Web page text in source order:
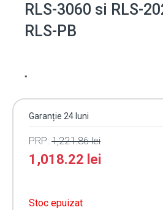
RLS-3060 si RLS-
RLS-PB
"
Garanție 24 luni
PRP: 1,221.86lei
1,018.22 lei
Stoc epuizat